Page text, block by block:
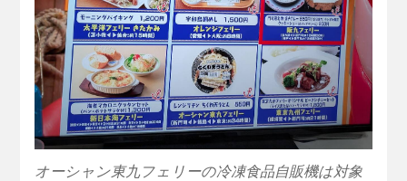
オーシャン東九フェリーの冷凍食品自販機は対象